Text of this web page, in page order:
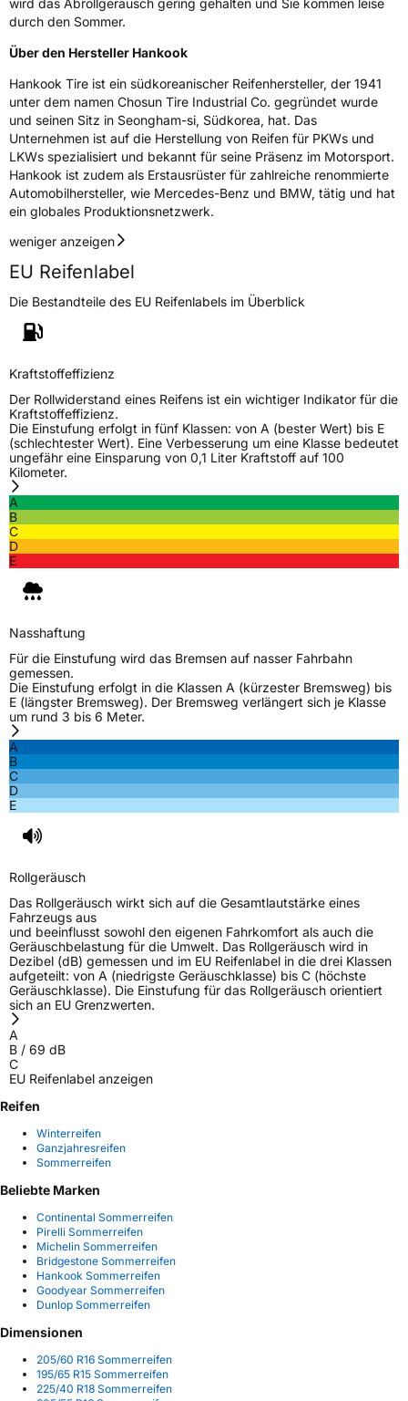
durch den Sommer.
Über den Hersteller Hankook
Hankook Tire ist ein südkoreanischer Reifenhersteller, der 1941
unter dem namen Chosun Tire Industrial Co. gegründet wurde
und seinen Sitz in Seongham-si, Südkorea, hat. Das
Unternehmen ist auf die Herstellung von Reifen für PKWs und
LKWs spezialisiert und bekannt für seine Präsenz im Motorsport.
Hankook ist zudem als Erstausrüster für zahlreiche renommierte
Automobilhersteller, wie Mercedes-Benz und BMW, tätig und hat
ein globales Produktionsnetzwerk.
weniger anzeigen
EU Reifenlabel
Die Bestandteile des EU Reifenlabels im Überblick
Kraftstoffeffizienz
Der Rollwiderstand eines Reifens ist ein wichtiger Indikator für die
Kraftstoffeffizienz.
Die Einstufung erfolgt in fünf Klassen: von A (bester Wert) bis E
(schlechtester Wert). Eine Verbesserung um eine Klasse bedeutet
ungefähr eine Einsparung von 0,1 Liter Kraftstoff auf 100
Kilometer.
A
B
C
D
E
Nasshaftung
Für die Einstufung wird das Bremsen auf nasser Fahrbahn
gemessen.
Die Einstufung erfolgt in die Klassen A (kürzester Bremsweg) bis
E (längster Bremsweg). Der Bremsweg verlängert sich je Klasse
um rund 3 bis 6 Meter.
A
B
C
D
E
Rollgeräusch
Das Rollgeräusch wirkt sich auf die Gesamtlautstärke eines
Fahrzeugs aus
und beeinflusst sowohl den eigenen Fahrkomfort als auch die
Geräuschbelastung für die Umwelt. Das Rollgeräusch wird in
Dezibel (dB) gemessen und im EU Reifenlabel in die drei Klassen
aufgeteilt: von A (niedrigste Geräuschklasse) bis C (höchste
Geräuschklasse). Die Einstufung für das Rollgeräusch orientiert
sich an EU Grenzwerten.
A
B / 69 dB
C
EU Reifenlabel anzeigen
Reifen
Winterreifen
Ganzjahresreifen
Sommerreifen
Beliebte Marken
Continental Sommerreifen
Pirelli Sommerreifen
Michelin Sommerreifen
Bridgestone Sommerreifen
Hankook Sommerreifen
Goodyear Sommerreifen
Dunlop Sommerreifen
Dimensionen
205/60 R16 Sommerreifen
195/65 R15 Sommerreifen
225/40 R18 Sommerreifen